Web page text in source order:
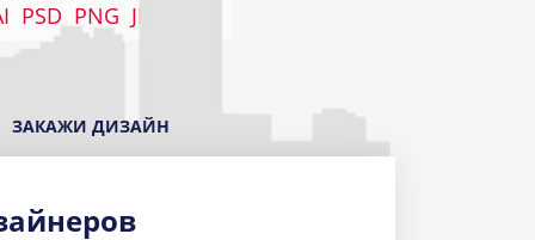
PSD PNG JPEG
ЗАКАЖИ ДИЗАЙН